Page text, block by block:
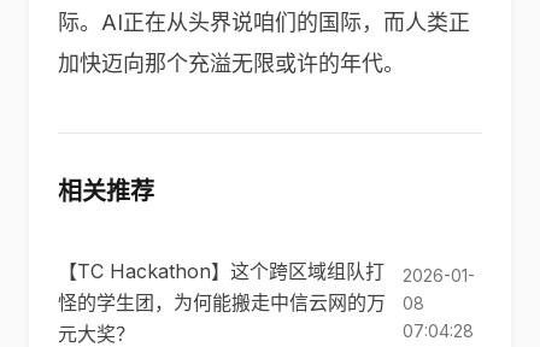
际。 AI正在从头界说咱们的国际，而人类正
加快迈向那个充溢无限或许的年代。
相关推荐
【TC Hackathon】这个跨区域组队打
怪的学生团，为何能搬走中信云网的万
元大奖？
2026-01-
08
07:04:28